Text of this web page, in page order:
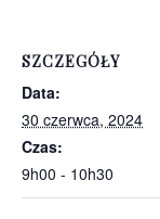
SZCZEGÓŁY
Data:
30 czerwca, 2024
Czas:
9h00 - 10h30